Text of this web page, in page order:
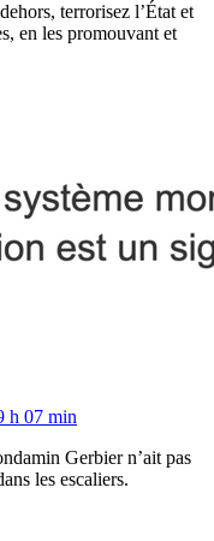
terrorisez l’État et
en les promouvant et
h 07 min
Gerbier n’ait pas
les escaliers.